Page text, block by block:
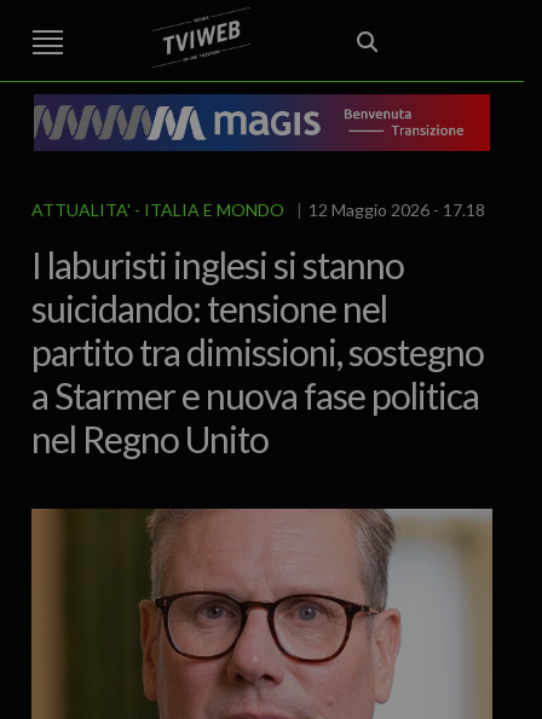
STREET TG CRONACA VENETO
VICENZA E PROVINCIA
AREA BERICA
ECONOMIA ATTUALITA’ POLITICA
EDITORIALE ITALIA E MONDO CURIOSITÀ – LIFESTYLE
CULTURA ARTE
SPORT
IL GRAFFIO FOOD & DRINK
ATTUALITA' ITALIA E MONDO 12 Maggio 2026 - 17.18
I laburisti inglesi si stanno
suicidando: tensione nel
partito tra dimissioni, sostegno
a Starmer e nuova fase politica
nel Regno Unito